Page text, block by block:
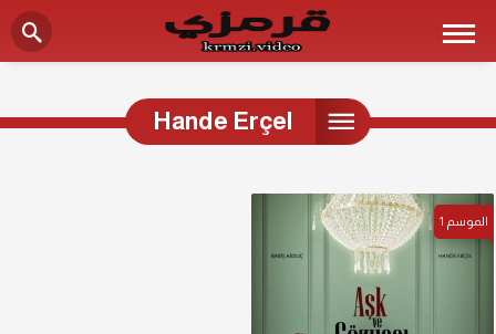
Hande Erçel
الموسم 1